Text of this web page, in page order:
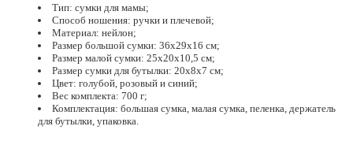
Тип: сумки для мамы;
Способ ношения: ручки и плечевой;
Материал: нейлон;
Размер большой сумки: 36х29х16 см;
Размер малой сумки: 25х20х10,5 см;
Размер сумки для бутылки: 20х8х7 см;
Цвет: голубой, розовый и синий;
Вес комплекта: 700 г;
Комплектация: большая сумка, малая сумка, пеленка, держатель
для бутылки, упаковка.